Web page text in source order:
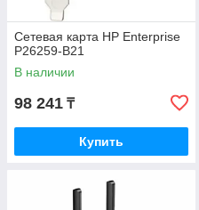
Сетевая карта HP Enterprise
P26259-B21
В наличии
98 241 ₸
Купить